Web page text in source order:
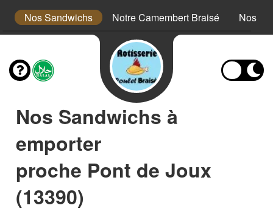
Nos Sandwichs Notre Camembert Braisé Nos
Nos Sandwichs à
emporter
proche Pont de Joux
(13390)